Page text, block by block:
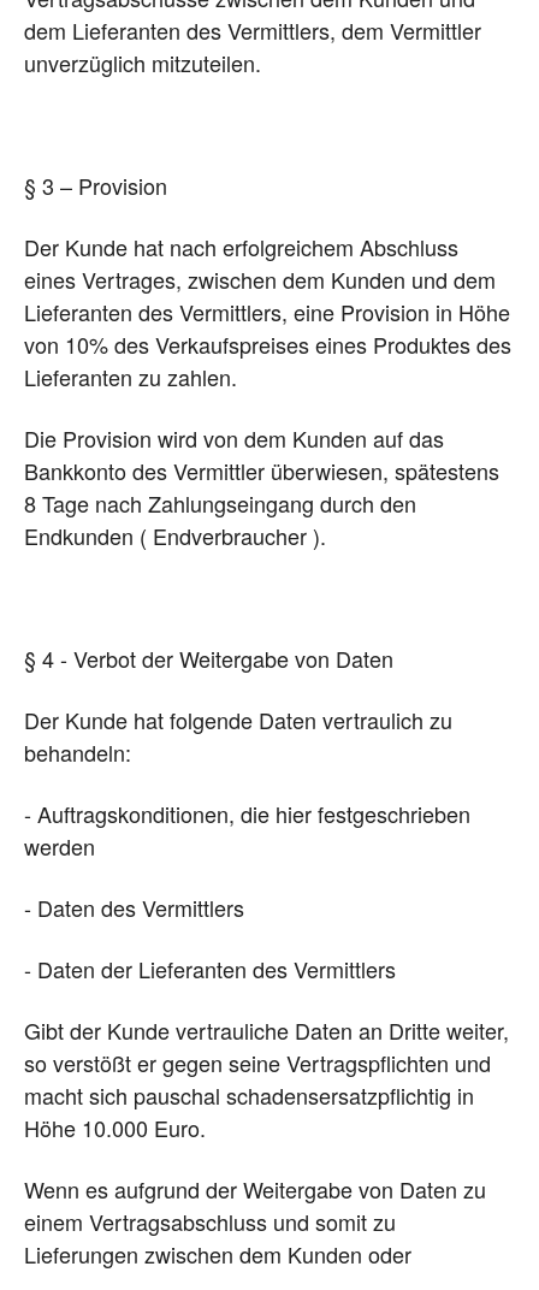
dem Lieferanten des Vermittlers, dem Vermittler
unverzüglich mitzuteilen.
§ 3 – Provision
Der Kunde hat nach erfolgreichem Abschluss
eines Vertrages, zwischen dem Kunden und dem
Lieferanten des Vermittlers, eine Provision in Höhe
von 10% des Verkaufspreises eines Produktes des
Lieferanten zu zahlen.
Die Provision wird von dem Kunden auf das
Bankkonto des Vermittler überwiesen, spätestens
8 Tage nach Zahlungseingang durch den
Endkunden ( Endverbraucher ).
§ 4 - Verbot der Weitergabe von Daten
Der Kunde hat folgende Daten vertraulich zu
behandeln:
- Auftragskonditionen, die hier festgeschrieben
werden
- Daten des Vermittlers
- Daten der Lieferanten des Vermittlers
Gibt der Kunde vertrauliche Daten an Dritte weiter,
so verstößt er gegen seine Vertragspflichten und
macht sich pauschal schadensersatzpflichtig in
Höhe 10.000 Euro.
Wenn es aufgrund der Weitergabe von Daten zu
einem Vertragsabschluss und somit zu
Lieferungen zwischen dem Kunden oder